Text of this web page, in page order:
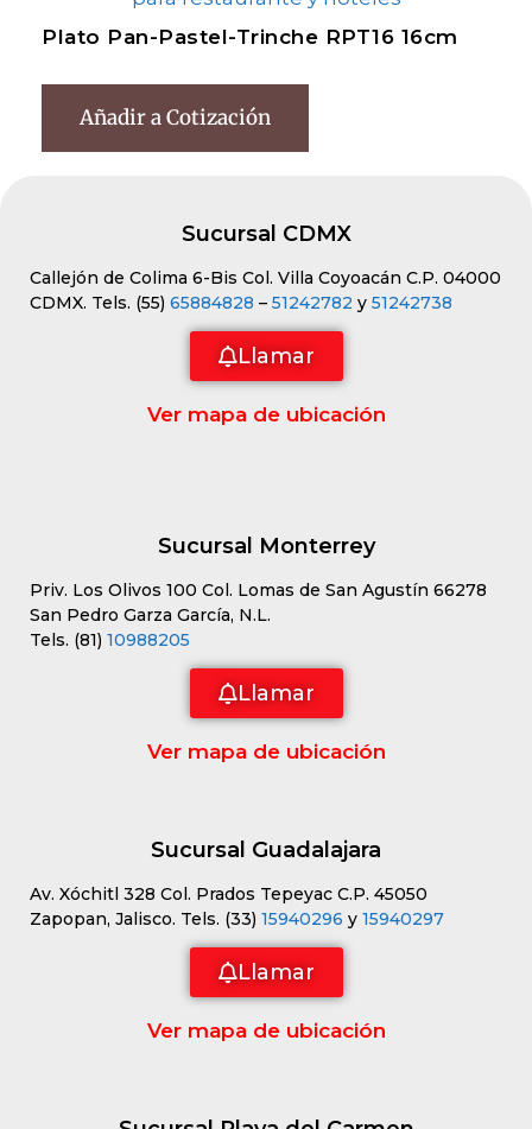
Plato Pan-Pastel-Trinche RPT16 16cm
Añadir a Cotización
Sucursal CDMX
Callejón de Colima 6-Bis Col. Villa Coyoacán C.P. 04000
CDMX. Tels. (55) 65884828 – 51242782 y 51242738
Llamar
Ver mapa de ubicación
Sucursal Monterrey
Priv. Los Olivos 100 Col. Lomas de San Agustín 66278
San Pedro Garza García, N.L.
Tels. (81) 10988205
Llamar
Ver mapa de ubicación
Sucursal Guadalajara
Av. Xóchitl 328 Col. Prados Tepeyac C.P. 45050
Zapopan, Jalisco. Tels. (33) 15940296 y 15940297
Llamar
Ver mapa de ubicación